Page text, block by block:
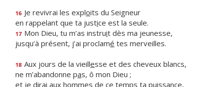
16 Je revivrai les exploits du Seigneur
en rappelant que ta justice est la seule.
17 Mon Dieu, tu m’as instruit dès ma jeunesse,
jusqu’à présent, j’ai proclamé tes merveilles.
18 Aux jours de la vieillesse et des cheveux blancs,
ne m’abandonne pas, ô mon Dieu ;
et je dirai aux hommes de ce temps ta puissance,